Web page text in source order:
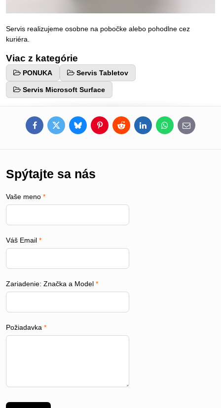
Servis realizujeme osobne na pobočke alebo pohodlne cez
kuriéra.
Viac z kategórie
PONUKA Servis Tabletov
Servis Microsoft Surface
FacebookTwitterBlueskyPinterestRedditLinkedInWhatsApp
E-
mail
Spýtajte sa nás
Vaše meno *
Váš Email *
Zariadenie: Značka a Model *
Požiadavka *